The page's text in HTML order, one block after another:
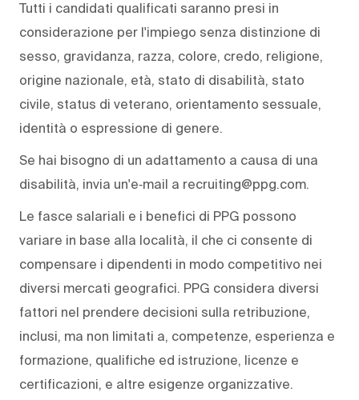
Tutti i candidati qualificati saranno presi in
considerazione per l'impiego senza distinzione di
sesso, gravidanza, razza, colore, credo, religione,
origine nazionale, età, stato di disabilità, stato
civile, status di veterano, orientamento sessuale,
identità o espressione di genere.
Se hai bisogno di un adattamento a causa di una
disabilità, invia un'e‑mail a recruiting@ppg.com.
Le fasce salariali e i benefici di PPG possono
variare in base alla località, il che ci consente di
compensare i dipendenti in modo competitivo nei
diversi mercati geografici. PPG considera diversi
fattori nel prendere decisioni sulla retribuzione,
inclusi, ma non limitati a, competenze, esperienza e
formazione, qualifiche ed istruzione, licenze e
certificazioni, e altre esigenze organizzative.